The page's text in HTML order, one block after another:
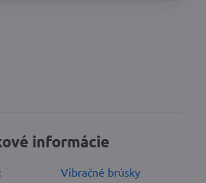
informácie
Vibračné brúsky